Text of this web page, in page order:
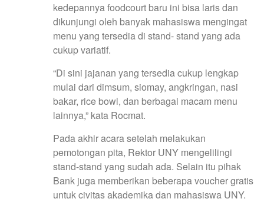
kedepannya foodcourt baru ini bisa laris dan
dikunjungi oleh banyak mahasiswa mengingat
menu yang tersedia di stand- stand yang ada
cukup variatif.
“Di sini jajanan yang tersedia cukup lengkap
mulai dari dimsum, siomay, angkringan, nasi
bakar, rice bowl, dan berbagai macam menu
lainnya,” kata Rocmat.
Pada akhir acara setelah melakukan
pemotongan pita, Rektor UNY mengelilingi
stand-stand yang sudah ada. Selain itu pihak
Bank juga memberikan beberapa voucher gratis
untuk civitas akademika dan mahasiswa UNY.